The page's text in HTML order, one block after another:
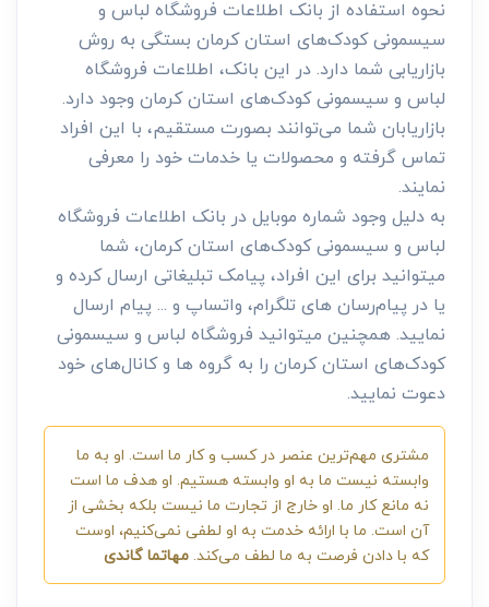
نحوه استفاده از بانک اطلاعات فروشگاه لباس و
سیسمونی کودک‌های استان کرمان بستگی به روش
بازاریابی شما دارد. در این بانک، اطلاعات فروشگاه
لباس و سیسمونی کودک‌های استان کرمان وجود دارد.
بازاریابان شما می‌توانند بصورت مستقیم، با این افراد
تماس گرفته و محصولات یا خدمات خود را معرفی
نمایند.
به دلیل وجود شماره موبایل در بانک اطلاعات فروشگاه
لباس و سیسمونی کودک‌های استان کرمان، شما
میتوانید برای این افراد، پیامک تبلیغاتی ارسال کرده و
یا در پیام‌رسان های تلگرام، واتساپ و ... پیام ارسال
نمایید. همچنین میتوانید فروشگاه لباس و سیسمونی
کودک‌های استان کرمان را به گروه ها و کانال‌های خود
دعوت نمایید.
مشتری مهم‌ترین عنصر در کسب و کار ما است. او به ما
وابسته نیست ما به او وابسته هستیم. او هدف ما است
نه مانع کار ما. او خارج از تجارت ما نیست بلکه بخشی از
آن است. ما با ارائه خدمت به او لطفی نمی‌کنیم، اوست
که با دادن فرصت به ما لطف می‌کند. مهاتما گاندی